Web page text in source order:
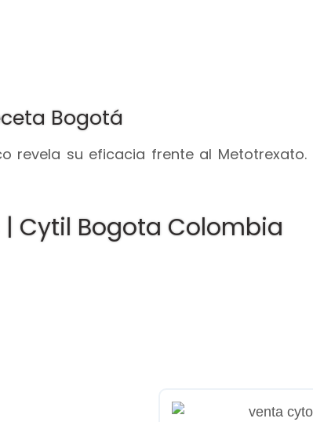
Bogotá
revela su eficacia frente al Metotrexato.
Cytil Bogota Colombia